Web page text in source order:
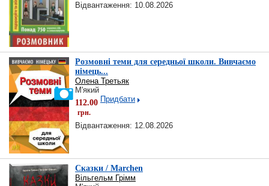
Відвантаження: 10.08.2026
Розмовні теми для середньої школи. Вивчаємо
німець...
Олена Третьяк
М'який
112.00
грн.
Придбати
Відвантаження: 12.08.2026
Сказки / Marchen
Вільгельм Грімм